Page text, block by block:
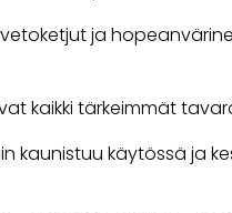
ja
kaikki tärkeimmät
kaunistuu käytössä ja